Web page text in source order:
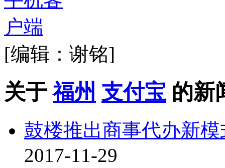
[编辑：谢铭]
关于 福州 支付宝 的新
鼓楼推出商事代办新
2017-11-29